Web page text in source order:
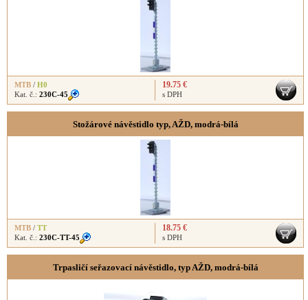
MTB / H0
Kat. č.: 230C-45
19.75 €
s DPH
Stožárové návěstidlo typ, AŽD, modrá-bílá
MTB / TT
Kat. č.: 230C-TT-45
18.75 €
s DPH
Trpasličí seřazovací návěstidlo, typ AŽD, modrá-bílá